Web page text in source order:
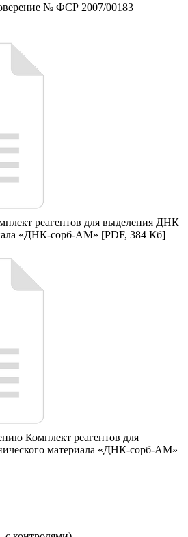
№ ФСР 2007/00183
реагентов для выделения ДНК
«ДНК-сорб-АМ» [PDF, 384 Кб]
Комплект реагентов для
материала «ДНК-сорб-АМ»